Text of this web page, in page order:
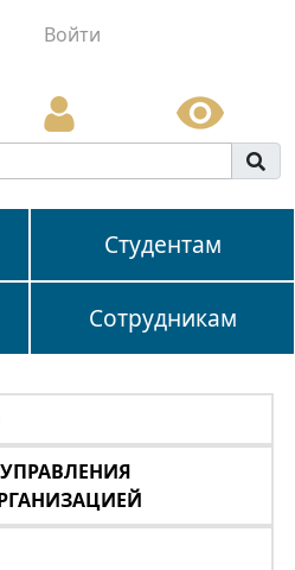
Войти
Студентам
Сотрудникам